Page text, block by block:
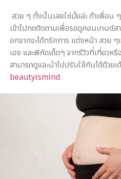
สวย ๆ ทั้งนั้นเลยใช่มั้ยล่ะ ถ้าเพื่อน
เข้าไปกดติดตามเพื่อรอดูคอนเทนต์ส
อกจากจะได้ทริคการ แต่งหน้า สวย ๆ
เอง และพิกัดเด็ดๆ จากรีวิวที่เที่ยวห
สามารถดูและนำไปปรับใช้กันได้ด้ว
beautyismind